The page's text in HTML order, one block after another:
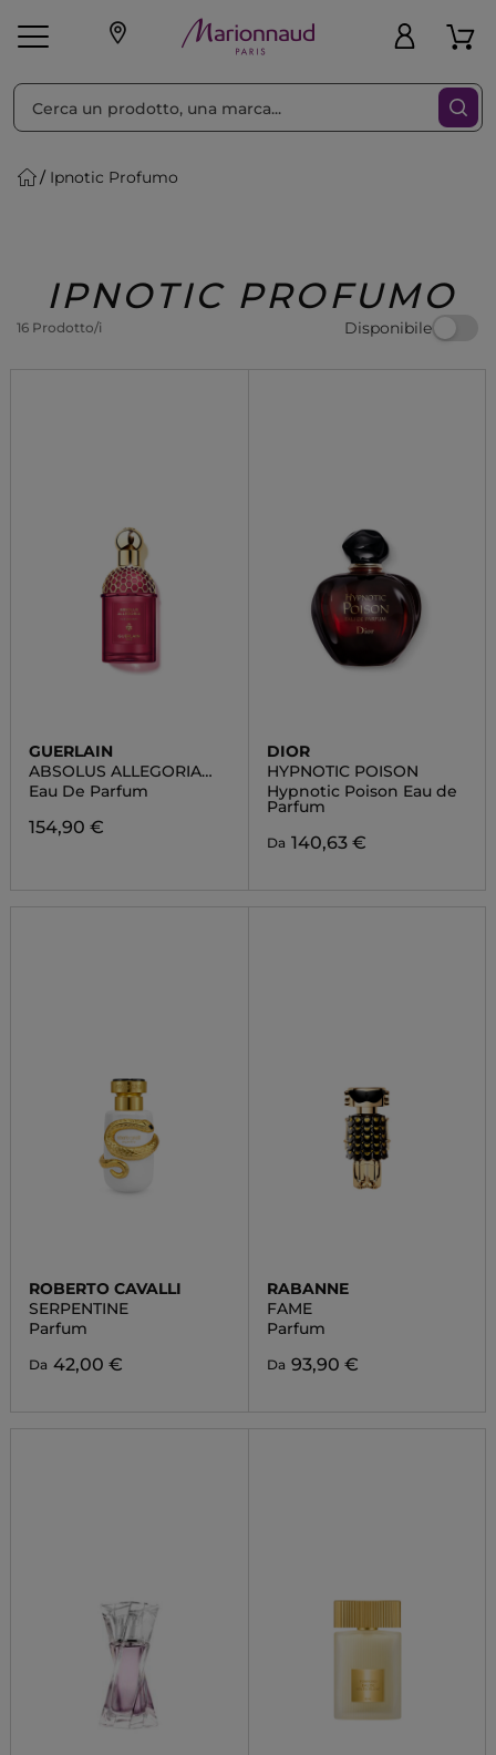
Make-up Profumi
Regalo
Ipnotic Profumo
IPNOTIC PROFUMO
16 Prodotto/i Disponibile
Ordina per Filtra
GUERLAIN
ABSOLUS ALLEGORIA
FLORABLOOM
Eau De Parfum
154,90 €
DIOR
HYPNOTIC POISON
Hypnotic Poison Eau de
Parfum
Da 140,63 €
ROBERTO CAVALLI
SERPENTINE
Parfum
Da 42,00 €
RABANNE
FAME
Parfum
Da 93,90 €